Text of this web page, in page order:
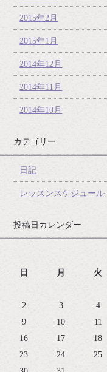
2015年2月
2015年1月
2014年12月
2014年11月
2014年10月
カテゴリー
日記
レッスンスケジュール
投稿日カレンダー
日 月 火
2
3 4
9
10 11
16
17 18
23
24 25